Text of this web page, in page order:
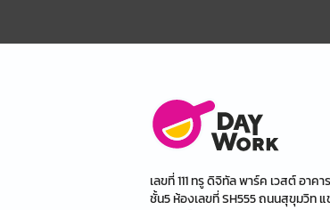
เลขที่ 111 ทรู ดิจิทัล พาร์ค เวสต์ อาค
ชั้น5 ห้องเลขที่ SH555 ถนนสุขุมวิท